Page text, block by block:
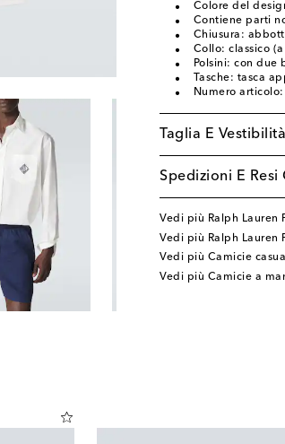
Colore del
Contiene parti
Chiusura:
Collo: classico
Polsini: con due
Tasche: tasca
Numero
Taglia E Vestibilità
Spedizioni E Resi
Vedi più Ralph Lauren
Vedi più Ralph Lauren
Vedi più Camicie
Vedi più Camicie a